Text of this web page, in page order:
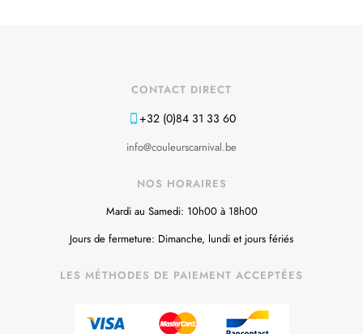
CONTACT DIRECT
+32 (0)84 31 33 60
info@couleurscarnival.be
NOS HORAIRES
Mardi au Samedi: 10h00 à 18h00
Jours de fermeture: Dimanche, lundi et jours fériés
LES MÉTHODES DE PAIEMENT ACCEPTÉES